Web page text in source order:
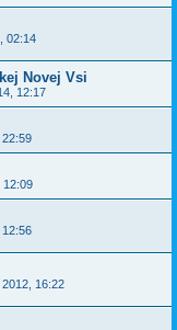
02:14
Novej Vsi
12:17
22:59
12:09
12:56
16:22